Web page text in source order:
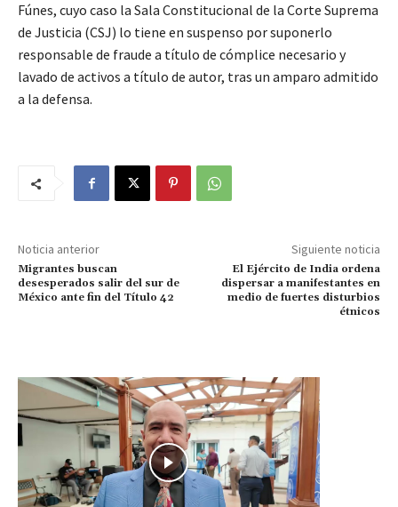
Fúnes, cuyo caso la Sala Constitucional de la Corte Suprema
de Justicia (CSJ) lo tiene en suspenso por suponerlo
responsable de fraude a título de cómplice necesario y
lavado de activos a título de autor, tras un amparo admitido
a la defensa.
Noticia anterior
Migrantes buscan
desesperados salir del sur de
México ante fin del Título 42
Siguiente noticia
El Ejército de India ordena
dispersar a manifestantes en
medio de fuertes disturbios
étnicos